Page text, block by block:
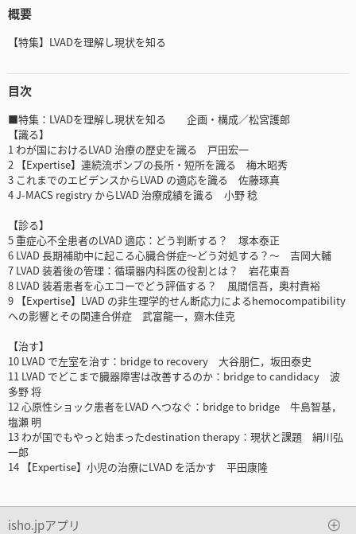
概要
【特集】LVADを理解し現状を知る
目次
■特集：LVADを理解し現状を知る 企画・構成／松宮護郎
【識る】
1 わが国におけるLVAD 治療の歴史を識る 戸田宏一
2 【Expertise】連続流ポンプの長所・短所を識る 梅木昭秀
3 これまでのエビデンスからLVAD の適応を識る 佐藤琢真
4 J-MACS registry からLVAD 治療成績を識る 小野 稔
【診る】
5 重症心不全患者のLVAD 適応：どう判断する？ 塚本泰正
6 LVAD 長期補助中に起こる心臓合併症～どう対処する？～ 吉岡大輔
7 LVAD 装着後の管理：循環器内科医の役割とは？ 岩花東吾
8 LVAD 装着患者を心エコーでどう評価する？ 風間信吾，奥村貴裕
9 【Expertise】LVAD の非生理学的せん断応力によるhemocompatibility
への影響とその関連合併症 武富龍一，齋木佳克
【治す】
10 LVAD で左室を治す：bridge to recovery 大谷朋仁，坂田泰史
11 LVAD でどこまで臓器障害は改善するのか：bridge to candidacy 波
多野 将
12 心原性ショック患者をLVAD へつなぐ：bridge to bridge 牛島智基，
塩瀬 明
13 わが国でもやっと始まったdestination therapy：現状と課題 絹川弘
一郎
14 【Expertise】小児の治療にLVAD を活かす 平田康隆
isho.jpアプリ